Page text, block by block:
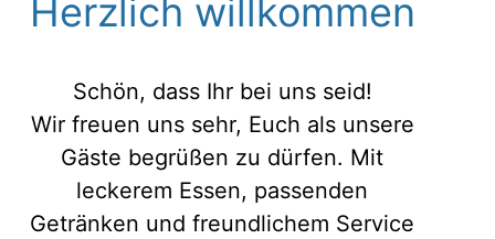
Herzlich willkommen
Schön, dass Ihr bei uns seid!
Wir freuen uns sehr, Euch als unsere
Gäste begrüßen zu dürfen. Mit
leckerem Essen, passenden
Getränken und freundlichem Service